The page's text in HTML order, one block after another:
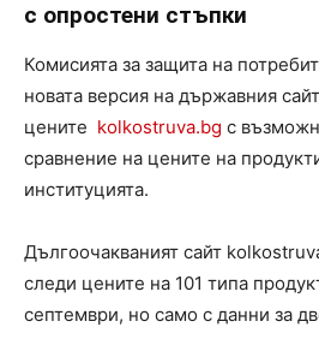
с опростени стъпки
Комисията за защита на
новата версия на държавния
цените kolkostruva.bg с
сравнение на цените на
институцията.
Дългоочакваният сайт
следи цените на 101 типа
септември, но само с данни за